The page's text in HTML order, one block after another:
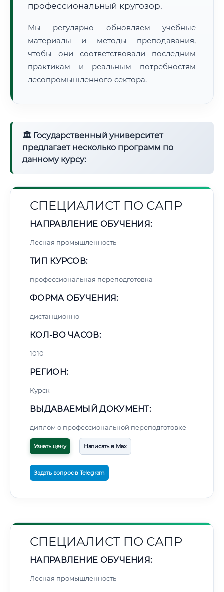
• Маршрут транзита:
• Экспресс-доставка СДЭК / Почтой:4–6 рабочих дней
📜 Документы и аккредитация
🔍Нажмите на документ для увеличения и просмотра
профессиональный кругозор.
Мы регулярно обновляем учебные
материалы и методы преподавания,
чтобы они соответствовали последним
практикам и реальным потребностям
лесопромышленного сектора.
🏛 Государственный университет
предлагает несколько программ по
данному курсу:
СПЕЦИАЛИСТ ПО САПР
НАПРАВЛЕНИЕ ОБУЧЕНИЯ:
Лесная промышленность
ТИП КУРСОВ:
профессиональная переподготовка
ФОРМА ОБУЧЕНИЯ:
дистанционно
КОЛ-ВО ЧАСОВ:
1010
РЕГИОН:
Курск
ВЫДАВАЕМЫЙ ДОКУМЕНТ:
диплом о профессиональной переподготовке
Узнать цену Написать в Max
Задать вопрос в Telegram
СПЕЦИАЛИСТ ПО САПР
НАПРАВЛЕНИЕ ОБУЧЕНИЯ:
Лесная промышленность